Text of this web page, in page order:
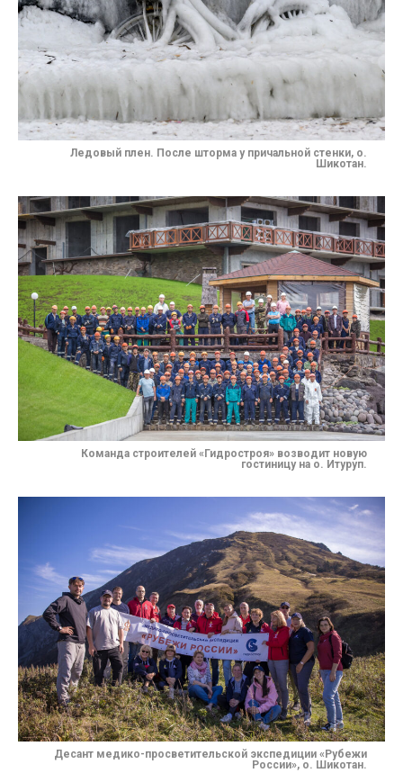
Ледовый плен. После шторма у причальной стенки, о.
Шикотан.
Команда строителей «Гидростроя» возводит новую
гостиницу на о. Итуруп.
Десант медико-просветительской экспедиции «Рубежи
России», о. Шикотан.